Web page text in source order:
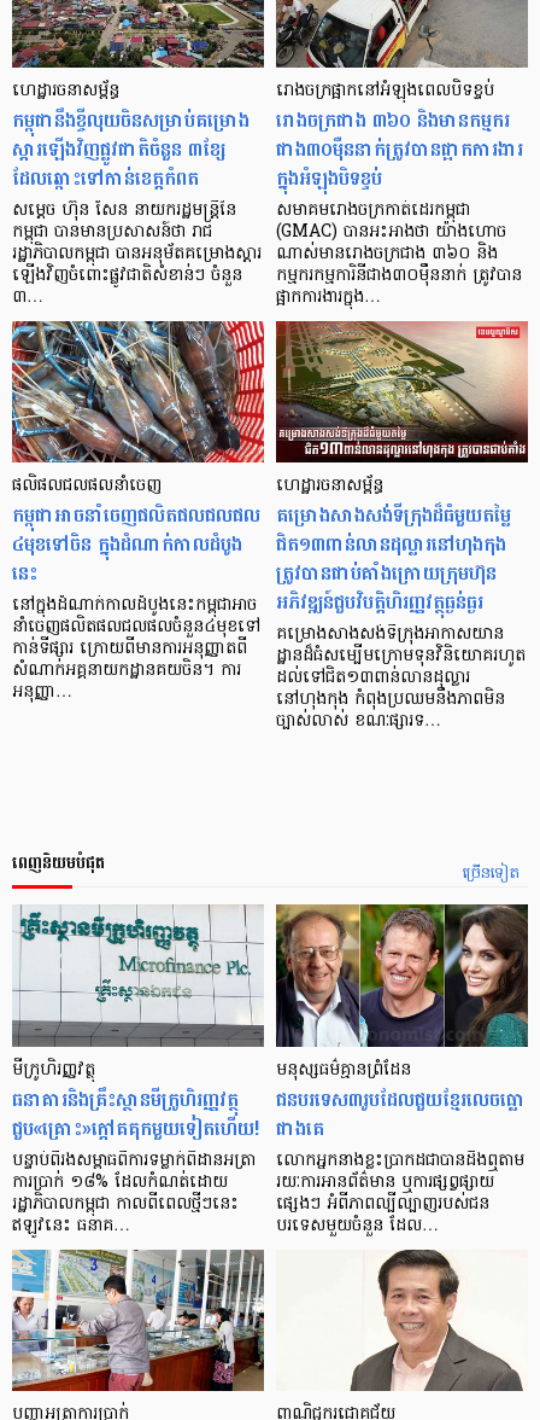
ហេដ្ឋារចនាសម្ព័ន្ធ
កម្ពុជា​នឹងខ្ចីលុយចិន​សម្រាប់គម្រោង
ស្តារឡើងវិញផ្លូវជាតិចំនួន ៣ខ្សែ
ដែលឆ្ពោះទៅកាន់ខេត្តកំពត
សម្តេច ហ៊ុន សែន នាយករដ្ឋមន្រ្តីនៃ
កម្ពុជា បានមានប្រសាសន៍ថា រាជ
រដ្ឋាភិបាលកម្ពុជា បានអនុម័តគម្រោងស្តារ​
ឡើងវិញចំពោះផ្លូវជាតិសំខាន់ៗ ចំនួន
៣…
រោងចក្រផ្អាកនៅអំឡុងពេលបិទខ្ទប់
រោងចក្រជាង ៣៦០ និងមានកម្មករ
ជាង៣០ម៉ឺននាក់ត្រូវបានផ្អាកការងារ
ក្នុងអំឡុងបិទខ្ទប់
សមាគមរោងចក្រកាត់ដេរកម្ពុជា
(GMAC) បានអះអាងថា យ៉ាងហោច
ណាស់មានរោងចក្រជាង ៣៦០ និង
កម្មករកម្មការិនីជាង៣០ម៉ឹននាក់ ត្រូវបាន
ផ្អាកការងារក្នុង…
ផលិផល​ជលផល​នាំចេញ​
កម្ពុជាអាចនាំចេញ​ផលិតផលជលផល
៤មុខទៅចិន ក្នុងដំណាក់កាលដំបូង
នេះ
នៅក្នុងដំណាក់កាលដំបូងនេះកម្ពុជាអាច
នាំចេញផលិតផលជលផលចំនួន៤មុខទៅ
កាន់ទីផ្សារ ក្រោយពីមានការអនុញ្ញាតពី
សំណាក់អគ្គនាយកដ្ឋានគយចិន។ ការ
អនុញ្ញា…
ហេដ្ឋារចនាសម្ព័ន្ធ
គម្រោងសាងសង់ទីក្រុងដ៏ធំមួយតម្លៃ
ជិត១៣ពាន់លានដុល្លារនៅហុងកុង
ត្រូវបានជាប់គាំងក្រោយក្រុមហ៊ុន
អភិវឌ្ឍន៍ជួបវិបត្តិហិរញ្ញវត្ថុធ្ងន់ធ្ងរ
គម្រោងសាងសង់ទីក្រុងអាកាសយាន
ដ្ឋានដ៏ធំសម្បើមក្រោមទុនវិនិយោគរហូត
ដល់ទៅជិត១៣ពាន់លានដុល្លារ
នៅហុងកុង កំពុងប្រឈមនឹងភាពមិន
ច្បាស់លាស់ ខណៈផ្សារទ…
ច្រើនទៀត
ពេញនិយមបំផុត
មីក្រូ​ហិរញ្ញវត្ថុ
ធនាគារ​និង​គ្រឹះស្ថាន​មីក្រូ​ហិរញ្ញវត្ថុ​
ជួប«គ្រោះ»ក្តៅ​គគុក​មួយ​ទៀត​ហើយ!
បន្ទាប់​ពី​រង​សម្ពាធ​​ពី​ការ​ទម្លាក់​ពិដាន​អត្រា​
ការ​ប្រាក់ ១៨​% ដែល​កំណត់​ដោយ​
រដ្ឋាភិបាល​កម្ពុជា កាល​ពី​ពេល​ថ្មីៗ​នេះ
ឥឡូវ​នេះ ធនាគ…
មនុស្ស​ធម៌​គ្មាន​ព្រំដែន
ជន​បរទេស​៣​រូប​ដែល​ជួយ​ខ្មែរ​លេច​ធ្លោ​
ជាង​គេ
លោកអ្នក​នាង​ខ្លះ​ប្រាកដ​ជា​បាន​​ដឹង​ឮ​តាម​
រយៈ​ការ​អាន​ព័ត៌មាន ឬ​ការ​ផ្សព្វផ្សាយ​
ផ្សេងៗ អំពី​ភាព​ល្បីល្បាញ​របស់​ជន​
បរទេស​មួយ​ចំនួន ដែល…
បញ្ហា​អត្រា​ការប្រាក់ ពាណិជ្ជករជោគជ័យ